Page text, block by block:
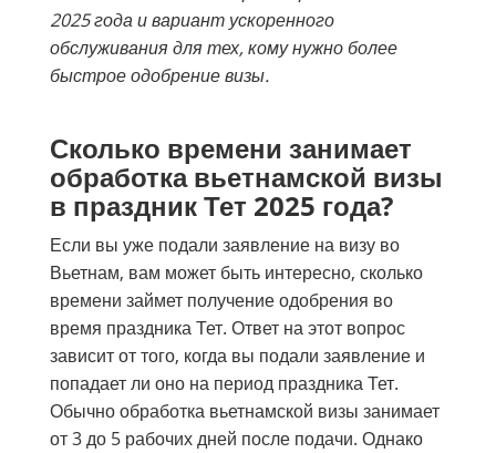
2025 года и вариант ускоренного
обслуживания для тех, кому нужно более
быстрое одобрение визы.
Сколько времени занимает
обработка вьетнамской визы
в праздник Тет 2025 года?
Если вы уже подали заявление на визу во
Вьетнам, вам может быть интересно, сколько
времени займет получение одобрения во
время праздника Тет. Ответ на этот вопрос
зависит от того, когда вы подали заявление и
попадает ли оно на период праздника Тет.
Обычно обработка вьетнамской визы занимает
от 3 до 5 рабочих дней после подачи. Однако